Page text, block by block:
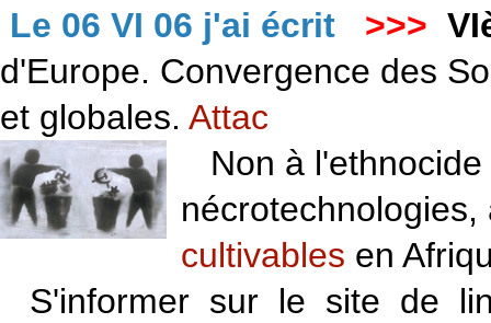
Le 06 VI 06 j'ai écrit >>>
d'Europe. Convergence des
et globales. Attac
Non à l'ethnocide
cultivables en
S'informer sur le site de